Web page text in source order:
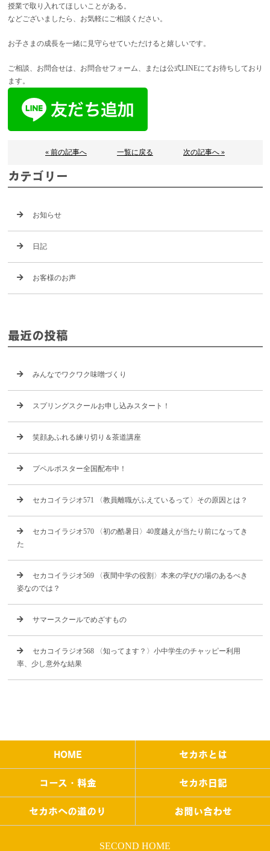
授業で取り入れてほしいことがある。
などございましたら、お気軽にご相談ください。
お子さまの成長を一緒に見守らせていただけると嬉しいです。
ご相談、お問合せは、お問合せフォーム、または公式LINEにてお待ちしており
ます。
« 前の記事へ 一覧に戻る 次の記事へ »
カテゴリー
お知らせ
日記
お客様のお声
最近の投稿
みんなでワクワク味噌づくり
スプリングスクールお申し込みスタート！
笑顔あふれる練り切り＆茶道講座
プペルポスター全国配布中！
セカコイラジオ571 〈教員離職がふえているって〉その原因とは？
セカコイラジオ570 〈初の酷暑日〉40度越えが当たり前になってき
た
セカコイラジオ569 〈夜間中学の役割〉本来の学びの場のあるべき
姿なのでは？
サマースクールでめざすもの
セカコイラジオ568 〈知ってます？〉小中学生のチャッピー利用
率、少し意外な結果
HOME セカホとは
コース・料金 セカホ日記
セカホへの道のり お問い合わせ
SECOND HOME